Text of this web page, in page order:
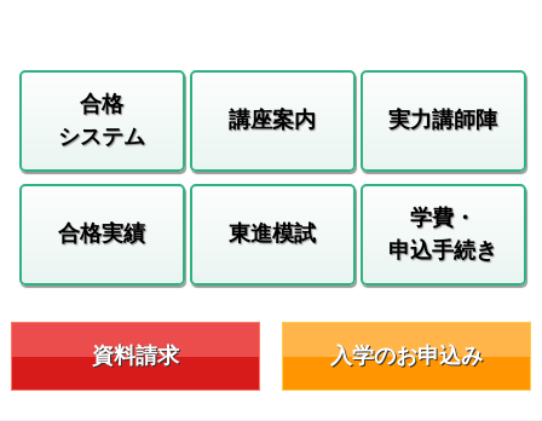
合格
システム
講座案内 実力講師陣
合格実績 東進模試
学費・
申込手続き
資料請求 入学のお申込み